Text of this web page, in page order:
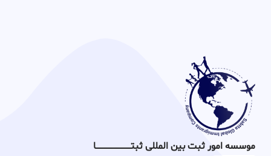
موسسه امور ثبت بین المللی ثبتـــــــــــــــــــــــــــــا